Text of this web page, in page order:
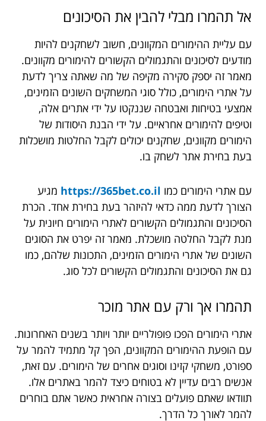
אל תהמרו מבלי להבין את הסיכונים
עם עליית ההימורים המקוונים, חשוב לשחקנים להיות
מודעים לסיכונים והתגמולים הקשורים להימורים מקוונים.
מאמר זה יספק סקירה מקיפה של מה שאתה צריך לדעת
על אתרי הימורים, כולל סוגי המשחקים השונים הזמינים,
אמצעי בטיחות ואבטחה שננקטו על ידי אתרים אלה,
וטיפים להימורים אחראיים. על ידי הבנת היסודות של
הימורים מקוונים, שחקנים יכולים לקבל החלטות מושכלות
בעת בחירת אתר לשחק בו.
עם אתרי הימורים כמו https://365bet.co.il מגיע
הצורך לדעת ממה כדאי להיזהר בעת בחירת אחד. הכרת
הסיכונים והתגמולים הקשורים לאתרי הימורים חיונית על
מנת לקבל החלטה מושכלת. מאמר זה יפרט את הסוגים
השונים של אתרי הימורים הזמינים, התכונות שלהם, כמו
גם את הסיכונים והתגמולים הקשורים לכל סוג.
תהמרו אך ורק עם אתר מוכר
אתרי הימורים הפכו פופולריים יותר ויותר בשנים האחרונות.
עם הופעת ההימורים המקוונים, הפך קל מתמיד להמר על
ספורט, משחקי קזינו וסוגים אחרים של הימורים. עם זאת,
אנשים רבים עדיין לא בטוחים כיצד להמר באתרים אלו.
תוודאו שאתם פועלים בצורה אחראית כאשר אתם בוחרים
להמר לאורך כל הדרך.